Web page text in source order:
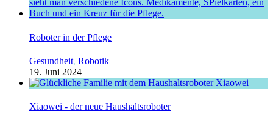
Roboter in der Pflege
Gesundheit, Robotik
19. Juni 2024
Xiaowei - der neue Haushaltsroboter